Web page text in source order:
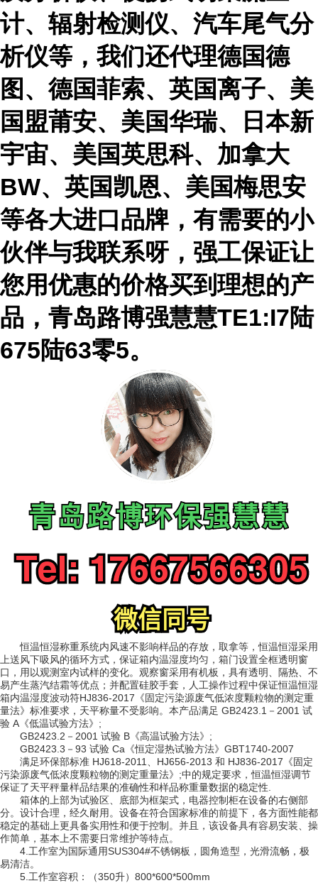
计、辐射检测仪、汽车尾气分
析仪等，我们还代理德国德
图、德国菲索、英国离子、美
国盟莆安、美国华瑞、日本新
宇宙、美国英思科、加拿大
BW、英国凯恩、美国梅思安
等各大进口品牌，有需要的小
伙伴与我联系呀，强工保证让
您用优惠的价格买到理想的产
品，青岛路博强慧慧TE1:I7陆
675陆63零5。
恒温恒湿称重系统内风速不影响样品的存放，取拿等，恒温恒湿采用
上送风下吸风的循环方式，保证箱内温湿度均匀，箱门设置全框透明窗
口，用以观测室内试样的变化。观察窗采用有机板，具有透明、隔热、不
易产生蒸汽结霜等优点；并配置硅胶手套，人工操作过程中保证恒温恒湿
箱内温湿度波动符HJ836-2017《固定污染源废气低浓度颗粒物的测定重
量法》标准要求，天平称量不受影响。本产品满足 GB2423.1－2001 试
验 A《低温试验方法》;
GB2423.2－2001 试验 B《高温试验方法》;
GB2423.3－93 试验 Ca《恒定湿热试验方法》GBT1740-2007
满足环保部标准 HJ618-2011、HJ656-2013 和 HJ836-2017《固定
污染源废气低浓度颗粒物的测定重量法》;中的规定要求，恒温恒湿调节
保证了天平秤量样品结果的准确性和样品称重量数据的稳定性.
箱体的上部为试验区、底部为框架式，电器控制柜在设备的右侧部
分。设计合理，经久耐用。设备在符合国家标准的前提下，各方面性能都
稳定的基础上更具备实用性和便于控制。并且，该设备具有容易安装、操
作简单，基本上不需要日常维护等特点。
4.工作室为国际通用SUS304#不锈钢板，圆角造型，光滑流畅，极
易清洁。
5.工作室容积：（350升）800*600*500mm